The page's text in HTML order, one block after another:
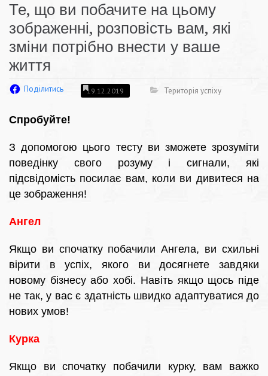
Те, що ви побачите на цьому
зображенні, розповість вам, які
зміни потрібно внести у ваше
життя
Поділитись 19.12.2019 Територія успіху
Спробуйте!
З допомогою цього тесту ви зможете зрозуміти
поведінку свого розуму і сигнали, які
підсвідомість посилає вам, коли ви дивитеся на
це зображення!
Ангел
Якщо ви спочатку побачили Ангела, ви схильні
вірити в успіх, якого ви досягнете завдяки
новому бізнесу або хобі. Навіть якщо щось піде
не так, у вас є здатність швидко адаптуватися до
нових умов!
Курка
Якщо ви спочатку побачили курку, вам важко